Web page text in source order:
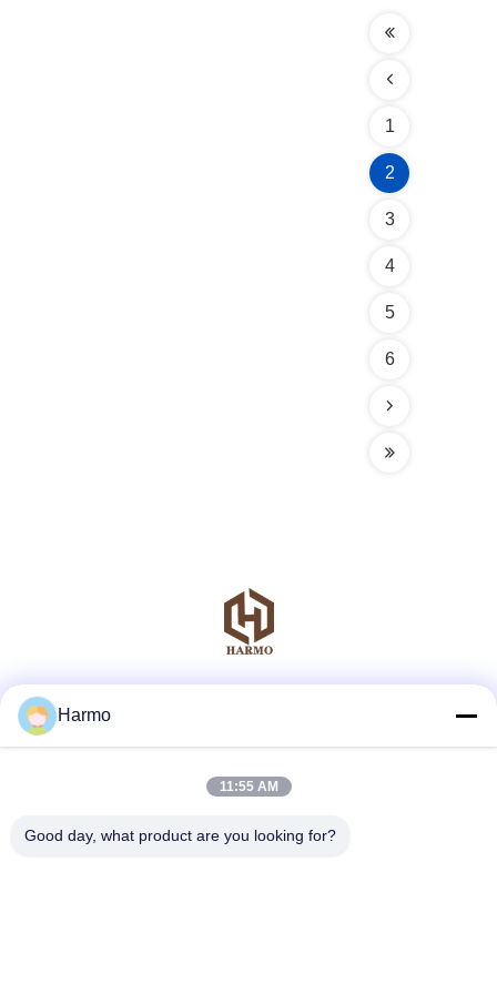
1
2
3
4
5
6
Harmo
11:55 AM
Good day, what product are you looking for?